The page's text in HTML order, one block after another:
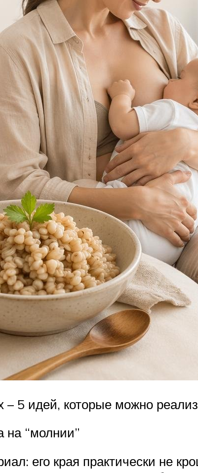
5 идей, которые можно
“молнии”
его края практически не